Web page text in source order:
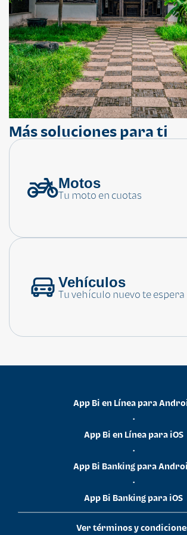
¿Necesitas ayuda?
Más soluciones para ti
Motos
Tu moto en cuotas
Vehículos
Tu vehículo nuevo te espera
App Bi en Línea para
•
App Bi en Línea para iOS
•
App Bi Banking para
•
App Bi Banking para iOS
Ver términos y